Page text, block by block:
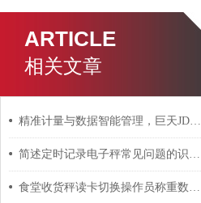
ARTICLE
相关文章
精准计量与数据智能管理，巨天JDT-WN-Q20S智能桌秤
简述定时记录电子秤常见问题的识别与解决方法
食堂收货秤读卡切换操作员称重数据如何连接上传系统